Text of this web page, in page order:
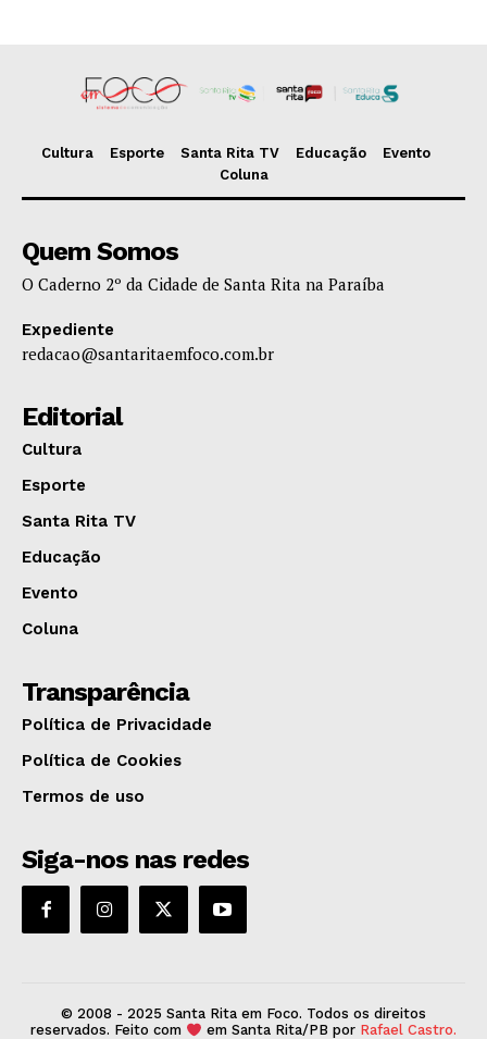
Cultura Esporte Santa Rita TV Educação
Evento
Coluna
Quem Somos
O Caderno 2º da Cidade de Santa Rita na Paraíba
Expediente
redacao@santaritaemfoco.com.br
Editorial
Cultura
Esporte
Santa Rita TV
Educação
Evento
Coluna
Transparência
Política de Privacidade
Política de Cookies
Termos de uso
Siga-nos nas redes
© 2008 - 2025 Santa Rita em Foco. Todos os direitos
reservados. Feito com
em Santa Rita/PB por Rafael Castro.